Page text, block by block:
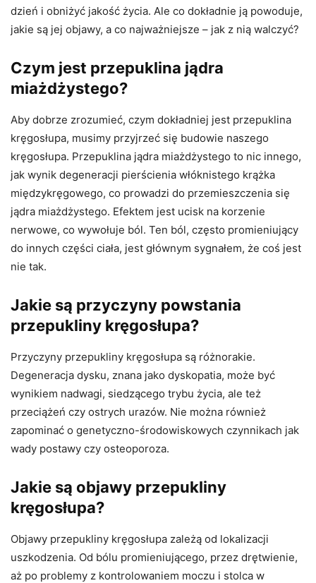
dzień i obniżyć jakość życia. Ale co dokładnie ją powoduje,
jakie są jej objawy, a co najważniejsze – jak z nią walczyć?
Czym jest przepuklina jądra
miażdżystego?
Aby dobrze zrozumieć, czym dokładniej jest przepuklina
kręgosłupa, musimy przyjrzeć się budowie naszego
kręgosłupa. Przepuklina jądra miażdżystego to nic innego,
jak wynik degeneracji pierścienia włóknistego krążka
międzykręgowego, co prowadzi do przemieszczenia się
jądra miażdżystego. Efektem jest ucisk na korzenie
nerwowe, co wywołuje ból. Ten ból, często promieniujący
do innych części ciała, jest głównym sygnałem, że coś jest
nie tak.
Jakie są przyczyny powstania
przepukliny kręgosłupa?
Przyczyny przepukliny kręgosłupa są różnorakie.
Degeneracja dysku, znana jako dyskopatia, może być
wynikiem nadwagi, siedzącego trybu życia, ale też
przeciążeń czy ostrych urazów. Nie można również
zapominać o genetyczno-środowiskowych czynnikach jak
wady postawy czy osteoporoza.
Jakie są objawy przepukliny
kręgosłupa?
Objawy przepukliny kręgosłupa zależą od lokalizacji
uszkodzenia. Od bólu promieniującego, przez drętwienie,
aż po problemy z kontrolowaniem moczu i stolca w